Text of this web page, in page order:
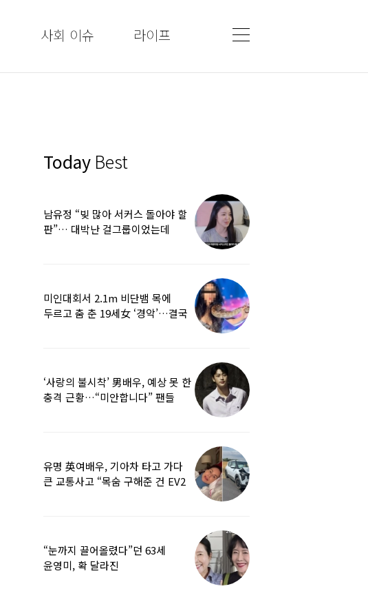
사회 이슈 라이프
Today Best
남유정 “빚 많아 서커스 돌아야 할
판”… 대박난 걸그룹이었는데
미인대회서 2.1m 비단뱀 목에
두르고 춤 춘 19세女 ‘경악’…결국
‘사랑의 불시착’ 男배우, 예상 못 한
충격 근황…“미안합니다” 팬들
유명 英여배우, 기아차 타고 가다
큰 교통사고 “목숨 구해준 건 EV2
“눈까지 끌어올렸다”던 63세
윤영미, 확 달라진